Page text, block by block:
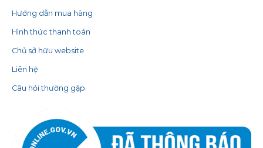
Hướng dẫn mua hàng
Hình thức thanh toán
Chủ sở hữu website
Liên hệ
Câu hỏi thường gặp